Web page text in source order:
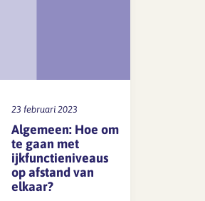
23 februari 2023
Algemeen: Hoe om
te gaan met
ijkfunctieniveaus
op afstand van
elkaar?